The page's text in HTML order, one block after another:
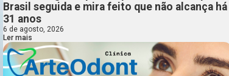
Brasil seguida e mira feito que não alcança há
31 anos
6 de agosto, 2026
Ler mais